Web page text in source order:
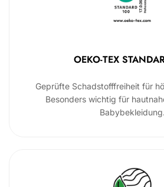
OEKO-TEX
Geprüfte Schadstofffreiheit für
Besonders wichtig für
Babybekleidung.